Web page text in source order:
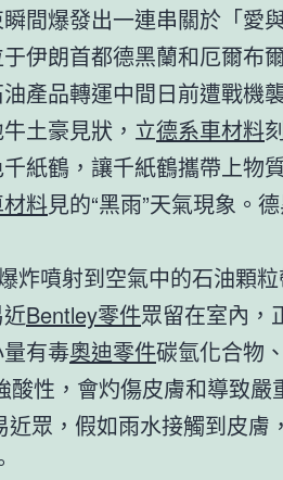
間爆發出一連串關於「愛
伊朗首都德黑蘭和厄爾布
產品轉運中間日前遭戰機
土豪見狀，立德系車材料
紙鶴，讓千紙鶴攜帶上物
料見的“黑雨”天氣現象。
炸噴射到空氣中的石油顆
Bentley零件眾留在室內，
有毒奧迪零件碳氫化合物
酸性，會灼傷皮膚和導致嚴
近眾，假如雨水接觸到皮膚